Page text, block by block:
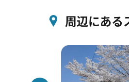
周辺にある